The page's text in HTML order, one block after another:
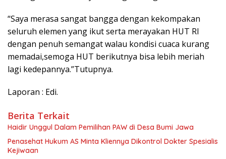
“Saya merasa sangat bangga dengan kekompakan
seluruh elemen yang ikut serta merayakan HUT RI
dengan penuh semangat walau kondisi cuaca kurang
memadai,semoga HUT berikutnya bisa lebih meriah
lagi kedepannya.”Tutupnya.
Laporan : Edi.
Berita Terkait
Haidir Unggul Dalam Pemilihan PAW di Desa Bumi Jawa
Penasehat Hukum AS Minta Kliennya Dikontrol Dokter Spesialis
Kejiwaan